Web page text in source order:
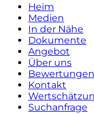
Heim
Medien
In der Nähe
Dokumente
Angebot
Über uns
Bewertungen
Kontakt
Suchanfrage